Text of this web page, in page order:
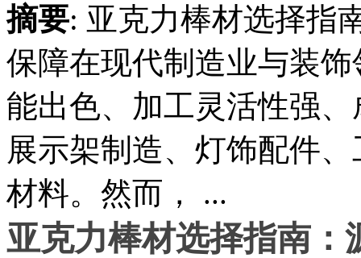
摘要: 亚克力棒材选择指
保障在现代制造业与装
能出色、加工灵活性强
展示架制造、灯饰配件
材料。然而， ...
亚克力棒材选择指南：